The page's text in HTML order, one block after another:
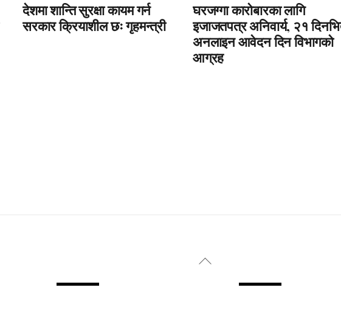
देशमा शान्ति सुरक्षा कायम गर्न
सरकार क्रियाशील छः गृहमन्त्री
घरजग्गा कारोबारका लागि
इजाजतपत्र अनिवार्य, २१
अनलाइन आवेदन दिन विभागको
आग्रह
Back